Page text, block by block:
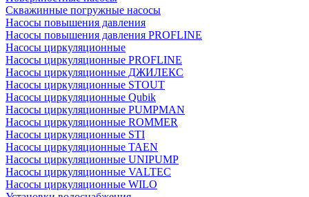
Скважинные погружные насосы
Насосы повышения давления
Насосы повышения давления PROFLINE
Насосы циркуляционные
Насосы циркуляционные PROFLINE
Насосы циркуляционные ДЖИЛЕКС
Насосы циркуляционные STOUT
Насосы циркуляционные Qubik
Насосы циркуляционные PUMPMAN
Насосы циркуляционные ROMMER
Насосы циркуляционные STI
Насосы циркуляционные TAEN
Насосы циркуляционные UNIPUMP
Насосы циркуляционные VALTEC
Насосы циркуляционные WILO